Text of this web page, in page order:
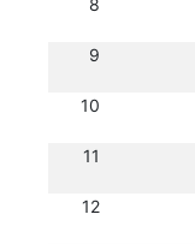
9
10
11
12